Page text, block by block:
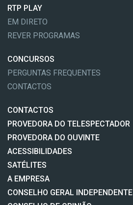
RTP PLAY
EM DIRETO
REVER PROGRAMAS
CONCURSOS
PERGUNTAS FREQUENTES
CONTACTOS
CONTACTOS
PROVEDORA DO TELESPECTADOR
PROVEDORA DO OUVINTE
ACESSIBILIDADES
SATÉLITES
A EMPRESA
CONSELHO GERAL INDEPENDENTE